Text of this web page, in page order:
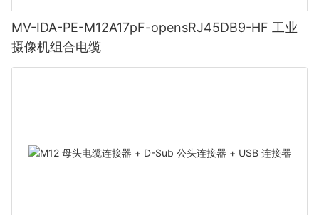
MV-IDA-PE-M12A17pF-opensRJ45DB9-HF 工业
摄像机组合电缆